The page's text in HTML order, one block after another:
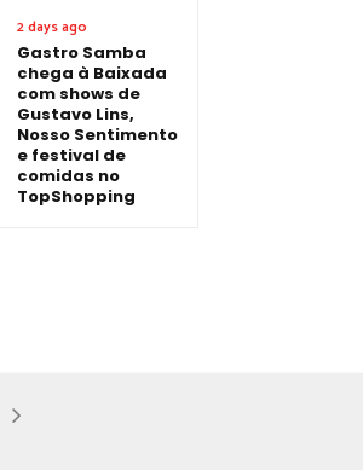
2 days ago
Gastro Samba
chega à Baixada
com shows de
Gustavo Lins,
Nosso Sentimento
e festival de
comidas no
TopShopping